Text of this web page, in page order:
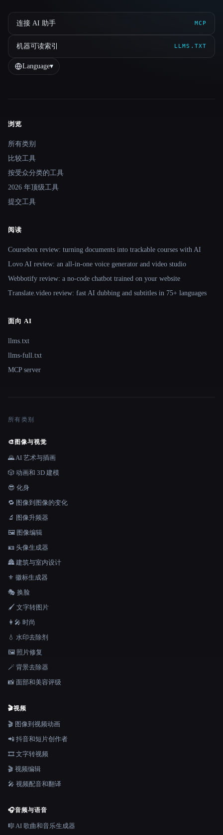
连接 AI 助手 MCP
机器可读索引 LLMS.TXT
Language▾
Site navigation
浏览
所有类别
比较工具
按受众分类的工具
2026 年顶级工具
提交工具
阅读
Coursebox review: turning documents into trackable courses with AI
Lovo AI review: an all-in-one voice generator and video studio
Webbotify review: a no-code chatbot trained on your website
Translate.video review: fast AI dubbing and subtitles in 75+ languages
面向 AI
llms.txt
llms-full.txt
MCP server
所有类别
🎨 图像与视觉
🌄 AI 艺术与插画
🎲 动画和 3D 建模
😎 化身
🔁 图像到图像的变化
🔬 图像升频器
🖼️ 图像编辑
🪪 头像生成器
🏯 建筑与室内设计
⚜️ 徽标生成器
🎭 换脸
🖌️ 文字转图片
👩‍🎤 时尚
💧 水印去除剂
🖼️ 照片修复
🪄 背景去除器
📸 面部和美容评级
🎬视频
🎬 图像到视频动画
📲 抖音和短片创作者
🎞️ 文字转视频
🎬 视频编辑
🎤 视频配音和翻译
🎧音频与语音
🎼 AI 歌曲和音乐生成器